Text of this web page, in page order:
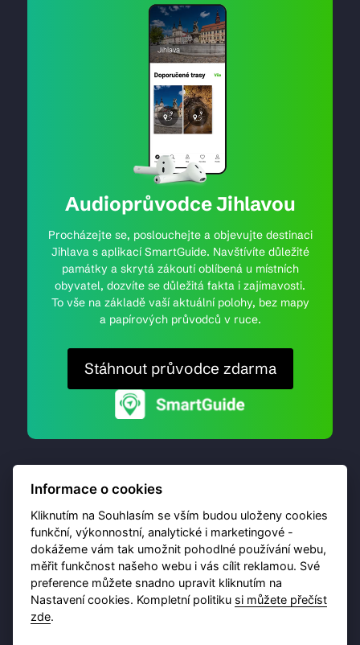
Audioprůvodce Jihlavou
Procházejte se, poslouchejte a objevujte destinaci
Jihlava s aplikací SmartGuide. Navštívíte důležité
památky a skrytá zákoutí oblíbená u místních
obyvatel, dozvíte se důležitá fakta i zajímavosti.
To vše na základě vaší aktuální polohy, bez mapy
a papírových průvodců v ruce.
Stáhnout průvodce zdarma
© 2026 Destinační portál provozujeBrána Jihlavy,
příspěvková organizace. Všechna práva vyhrazena.
Ochrana osobních údajů
Informace o cookies
Kliknutím na Souhlasím se vším budou uloženy cookies
funkční, výkonnostní, analytické i marketingové -
dokážeme vám tak umožnit pohodlné používání webu,
měřit funkčnost našeho webu i vás cílit reklamou. Své
preference můžete snadno upravit kliknutím na
Nastavení cookies. Kompletní politiku si můžete přečíst
zde.